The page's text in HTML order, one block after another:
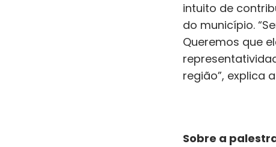
intuito de
do município.
Queremos que
região”, explica
Sobre a